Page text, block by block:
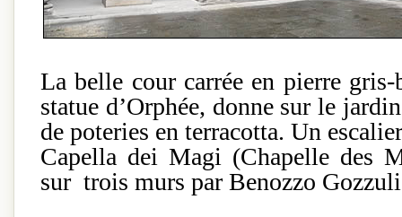
La belle cour carrée en pierre gris-
statue d’Orphée, donne sur le
de poteries en terracotta. Un
Capella dei Magi (Chapelle des
sur trois murs par Benozzo